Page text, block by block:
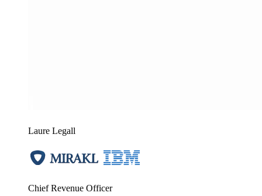
Laure Legall
Chief Revenue Officer